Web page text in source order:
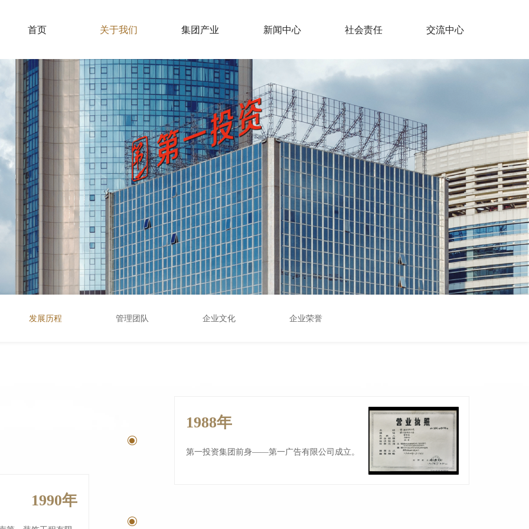
首页 关于我们 集团产业 新闻中心 社会责任 交流中心
1988年
第一投资集团前身——第一广告有限公司成立。
ꀉ
ꀉ
1990年
发展历程 管理团队 企业文化 企业荣誉